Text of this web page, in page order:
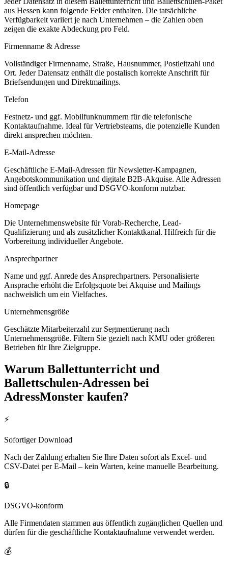
aus Hessen kann folgende Felder enthalten. Die tatsächliche
Verfügbarkeit variiert je nach Unternehmen – die Zahlen oben
zeigen die exakte Abdeckung pro Feld.
Firmenname & Adresse
Vollständiger Firmenname, Straße, Hausnummer, Postleitzahl und
Ort. Jeder Datensatz enthält die postalisch korrekte Anschrift für
Briefsendungen und Direktmailings.
Telefon
Festnetz- und ggf. Mobilfunknummern für die telefonische
Kontaktaufnahme. Ideal für Vertriebsteams, die potenzielle Kunden
direkt ansprechen möchten.
E-Mail-Adresse
Geschäftliche E-Mail-Adressen für Newsletter-Kampagnen,
Angebotskommunikation und digitale B2B-Akquise. Alle Adressen
sind öffentlich verfügbar und DSGVO-konform nutzbar.
Homepage
Die Unternehmenswebsite für Vorab-Recherche, Lead-
Qualifizierung und als zusätzlicher Kontaktkanal. Hilfreich für die
Vorbereitung individueller Angebote.
Ansprechpartner
Name und ggf. Anrede des Ansprechpartners. Personalisierte
Ansprache erhöht die Erfolgsquote bei Akquise und Mailings
nachweislich um ein Vielfaches.
Unternehmensgröße
Geschätzte Mitarbeiterzahl zur Segmentierung nach
Unternehmensgröße. Filtern Sie gezielt nach KMU oder größeren
Betrieben für Ihre Zielgruppe.
Warum Ballettunterricht und
Ballettschulen-Adressen bei
AdressMonster kaufen?
⚡
Sofortiger Download
Nach der Zahlung erhalten Sie Ihre Daten sofort als Excel- und
CSV-Datei per E-Mail – kein Warten, keine manuelle Bearbeitung.
🔒
DSGVO-konform
Alle Firmendaten stammen aus öffentlich zugänglichen Quellen und
dürfen für die geschäftliche Kontaktaufnahme verwendet werden.
💰